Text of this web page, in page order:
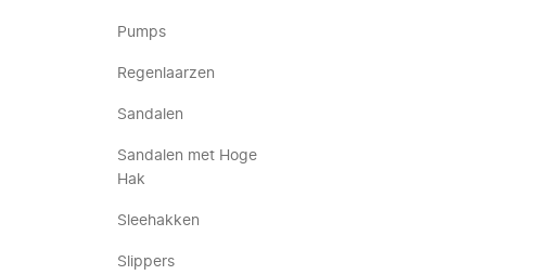
Pumps
Regenlaarzen
Sandalen
Sandalen met Hoge
Hak
Sleehakken
Slippers